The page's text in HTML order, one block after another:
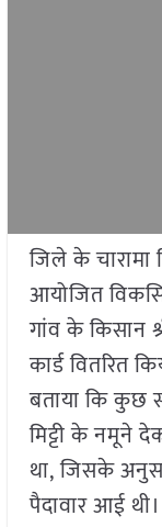
जिले के
आयोजित
गांव के किसान
कार्ड वितरित
बताया कि कुछ
मिट्टी के नमूने
था, जिसके
पैदावार आई थी।